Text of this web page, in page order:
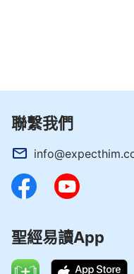
聯繫我們
聖經易讀App